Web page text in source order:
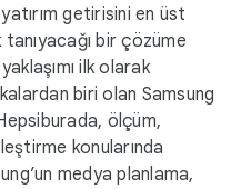
getirisini en üst
tanıyacağı bir çözüme
ilk olarak
biri olan Samsung
ölçüm,
konularında
medya planlama,